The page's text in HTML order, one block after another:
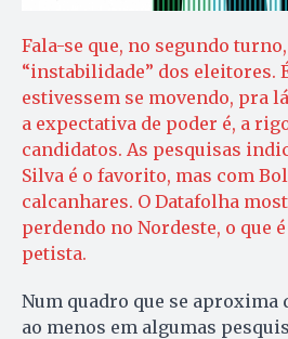
Fala-se que, no segundo
“instabilidade” dos eleitores.
estivessem se movendo, pra
a expectativa de poder é, a
candidatos. As pesquisas
Silva é o favorito, mas com
calcanhares. O Datafolha
perdendo no Nordeste, o que
petista.
Num quadro que se aproxima
ao menos em algumas